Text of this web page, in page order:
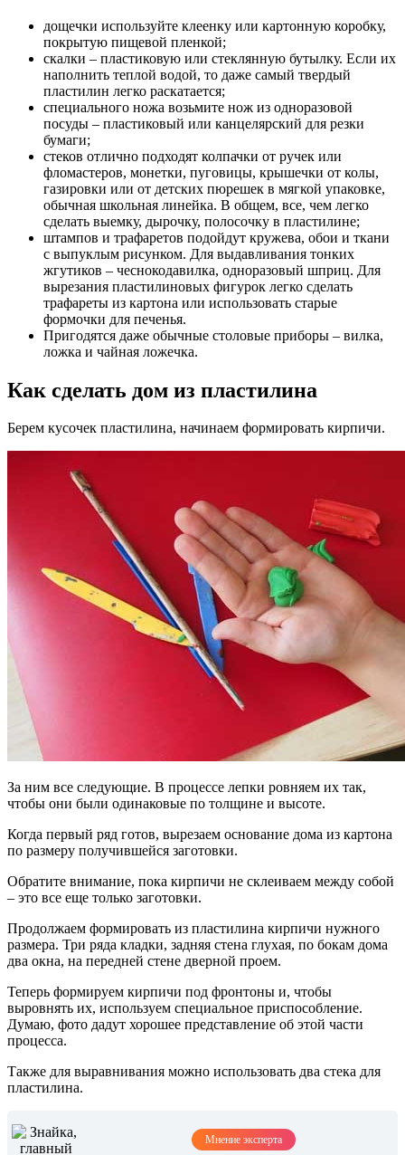
дощечки используйте клеенку или картонную коробку,
покрытую пищевой пленкой;
скалки – пластиковую или стеклянную бутылку. Если их
наполнить теплой водой, то даже самый твердый
пластилин легко раскатается;
специального ножа возьмите нож из одноразовой
посуды – пластиковый или канцелярский для резки
бумаги;
стеков отлично подходят колпачки от ручек или
фломастеров, монетки, пуговицы, крышечки от колы,
газировки или от детских пюрешек в мягкой упаковке,
обычная школьная линейка. В общем, все, чем легко
сделать выемку, дырочку, полосочку в пластилине;
штампов и трафаретов подойдут кружева, обои и ткани
с выпуклым рисунком. Для выдавливания тонких
жгутиков – чеснокодавилка, одноразовый шприц. Для
вырезания пластилиновых фигурок легко сделать
трафареты из картона или использовать старые
формочки для печенья.
Пригодятся даже обычные столовые приборы – вилка,
ложка и чайная ложечка.
Как сделать дом из пластилина
Берем кусочек пластилина, начинаем формировать кирпичи.
За ним все следующие. В процессе лепки ровняем их так,
чтобы они были одинаковые по толщине и высоте.
Когда первый ряд готов, вырезаем основание дома из картона
по размеру получившейся заготовки.
Обратите внимание, пока кирпичи не склеиваем между собой
– это все еще только заготовки.
Продолжаем формировать из пластилина кирпичи нужного
размера. Три ряда кладки, задняя стена глухая, по бокам дома
два окна, на передней стене дверной проем.
Теперь формируем кирпичи под фронтоны и, чтобы
выровнять их, используем специальное приспособление.
Думаю, фото дадут хорошее представление об этой части
процесса.
Также для выравнивания можно использовать два стека для
пластилина.
Мнение эксперта